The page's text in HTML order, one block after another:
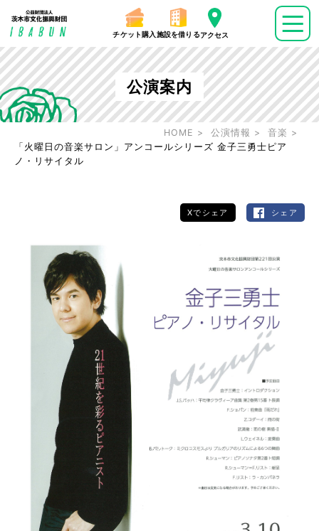
チケット購入 施設を借りるアクセス
公演案内
HOME 公演情報
音楽
「火曜日の音楽サロン」アンコールシリーズ 金子三勇士ピア
ノ・リサイタル
Xでシェア シェア